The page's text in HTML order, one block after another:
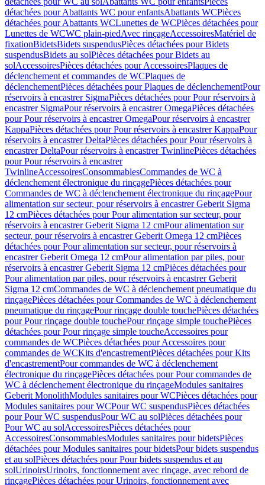
détachées pour Abattants WC pour enfantsAbattants WCPièces
détachées pour Abattants WCLunettes de WCPièces détachées pour
Lunettes de WCWC plain-piedAvec rinçageAccessoiresMatériel de
fixationBidetsBidets suspendusPièces détachées pour Bidets
suspendusBidets au solPièces détachées pour Bidets au
solAccessoiresPièces détachées pour AccessoiresPlaques de
déclenchement et commandes de WCPlaques de
déclenchementPièces détachées pour Plaques de déclenchementPour
réservoirs à encastrer SigmaPièces détachées pour Pour réservoirs à
encastrer SigmaPour réservoirs à encastrer OmegaPièces détachées
pour Pour réservoirs à encastrer OmegaPour réservoirs à encastrer
KappaPièces détachées pour Pour réservoirs à encastrer KappaPour
réservoirs à encastrer DeltaPièces détachées pour Pour réservoirs à
encastrer DeltaPour réservoirs à encastrer TwinlinePièces détachées
pour Pour réservoirs à encastrer
TwinlineAccessoiresConsommablesCommandes de WC à
déclenchement électronique du rinçagePièces détachées pour
Commandes de WC à déclenchement électronique du rinçagePour
alimentation sur secteur, pour réservoirs à encastrer Geberit Sigma
12 cmPièces détachées pour Pour alimentation sur secteur, pour
réservoirs à encastrer Geberit Sigma 12 cmPour alimentation sur
secteur, pour réservoirs à encastrer Geberit Omega 12 cmPièces
détachées pour Pour alimentation sur secteur, pour réservoirs à
encastrer Geberit Omega 12 cmPour alimentation par piles, pour
réservoirs à encastrer Geberit Sigma 12 cmPièces détachées pour
Pour alimentation par piles, pour réservoirs à encastrer Geberit
Sigma 12 cmCommandes de WC à déclenchement pneumatique du
rinçagePièces détachées pour Commandes de WC à déclenchement
pneumatique du rinçagePour rinçage double touchePièces détachées
pour Pour rinçage double touchePour rinçage simple touchePièces
détachées pour Pour rinçage simple toucheAccessoires pour
commandes de WCPièces détachées pour Accessoires pour
commandes de WCKits d'encastrementPièces détachées pour Kits
d'encastrementPour commandes de WC à déclenchement
électronique du rinçagePièces détachées pour Pour commandes de
WC à déclenchement électronique du rinçageModules sanitaires
Geberit MonolithModules sanitaires pour WCPièces détachées pour
Modules sanitaires pour WCPour WC suspendusPièces détachées
pour Pour WC suspendusPour WC au solPièces détachées pour
Pour WC au solAccessoiresPièces détachées pour
AccessoiresConsommablesModules sanitaires pour bidetsPièces
détachées pour Modules sanitaires pour bidetsPour bidets suspendus
et au solPièces détachées pour Pour bidets suspendus et au
solUrinoirsUrinoirs, fonctionnement avec rinçage, avec rebord de
rinçagePièces détachées pour Urinoirs, fonctionnement avec